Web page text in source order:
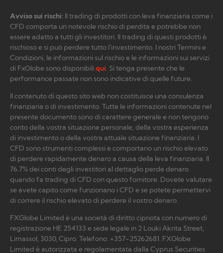
Avviso sui rischi: Il trading di prodotti con leva finanziaria come i
CFD comporta un notevole rischio di perdita e potrebbe non
essere adatto a tutti gli investitori. Il trading di questi prodotti è
rischioso e si può perdere tutto l’investimento. I nostri Termini e
Condizioni, le informazioni sul rischio e le informazioni sui servizi
di FxGlobe sono disponibili qui. Si tenga presente che le
performance passate non sono indicative di quelle future.
Il contenuto di questo sito web non costituisce una consulenza
finanziaria o di investimento. Tutte le informazioni contenute nel
presente documento sono di carattere generale e non tengono
conto della vostra situazione personale, della vostra esperienza
di investimento o della vostra attuale situazione finanziaria. I
CFD sono strumenti complessi e comportano un rischio elevato
di perdere rapidamente denaro a causa della leva finanziaria. Il
76.7% dei conti degli investitori al dettaglio perde denaro
quando fa trading di CFD con questo fornitore. Dovete valutare
se avete capito come funzionano i CFD e se potete permettervi
di correre il rischio elevato di perdere il vostro denaro.
FXGlobe Limited è una società di diritto cipriota con numero di
registrazione HE 254133 e sede legale in 2 Louki Akrita Street,
Limassol, 3030, Cipro. Telefono: +357-25262681. FXGlobe
Limited è autorizzata e regolamentata dalla Cyprus Securities